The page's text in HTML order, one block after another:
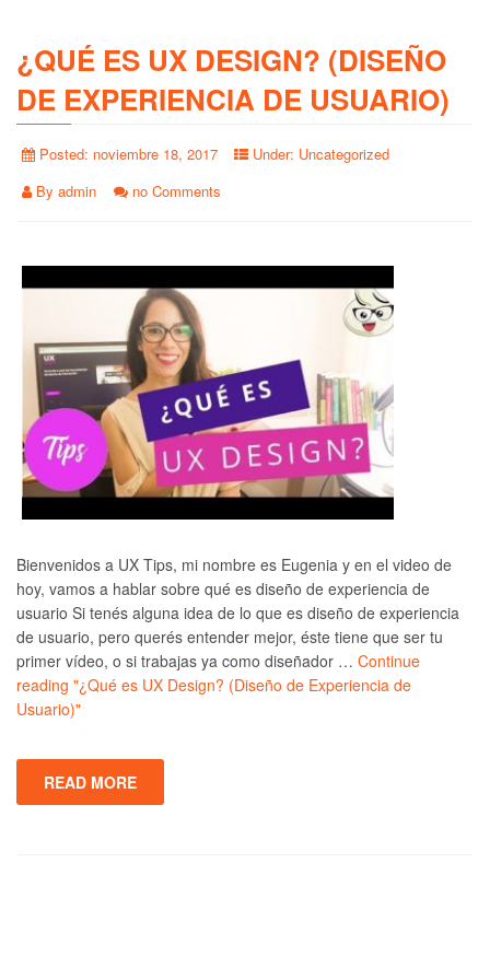
¿QUÉ ES UX DESIGN? (DISEÑO
DE EXPERIENCIA DE USUARIO)
Posted: noviembre 18, 2017 Under: Uncategorized
By admin no Comments
Bienvenidos a UX Tips, mi nombre es Eugenia y en el video de
hoy, vamos a hablar sobre qué es diseño de experiencia de
usuario Si tenés alguna idea de lo que es diseño de experiencia
de usuario, pero querés entender mejor, éste tiene que ser tu
primer vídeo, o si trabajas ya como diseñador … Continue
reading "¿Qué es UX Design? (Diseño de Experiencia de
Usuario)"
READ MORE